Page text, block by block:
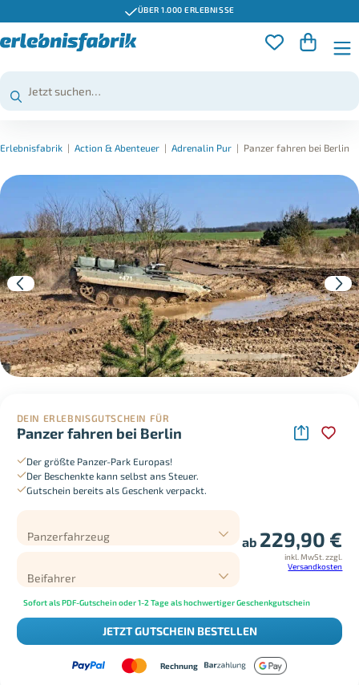
ÜBER 1.000 ERLEBNISSE
Erlebnisfabrik | Action & Abenteuer | Adrenalin Pur | Panzer fahren bei Berlin
DEIN ERLEBNISGUTSCHEIN FÜR
Panzer fahren bei Berlin
Der größte Panzer-Park Europas!
Der Beschenkte kann selbst ans Steuer.
Gutschein bereits als Geschenk verpackt.
Panzerfahrzeug
Beifahrer
ab 229,90 €
inkl. MwSt. zzgl.
Versandkosten
Sofort als PDF-Gutschein oder 1-2 Tage als hochwertiger Geschenkgutschein
JETZT GUTSCHEIN BESTELLEN
Rechnung